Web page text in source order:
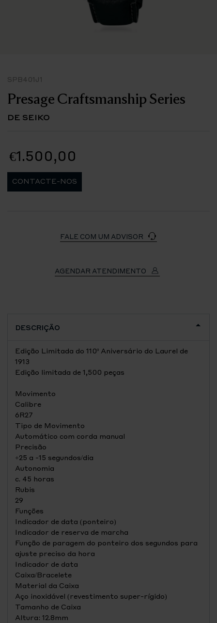
SPB401J1
Presage Craftsmanship Series
DE SEIKO
€1.500,00
CONTACTE-NOS
FALE COM UM ADVISOR
AGENDAR ATENDIMENTO
DESCRIÇÃO
Edição Limitada do 110º Aniversário do Laurel de
1913
Edição limitada de 1,500 peças
Movimento
Calibre
6R27
Tipo de Movimento
Automático com corda manual
Precisão
+25 a -15 segundos/dia
Autonomia
c. 45 horas
Rubis
29
Funções
Indicador de data (ponteiro)
Indicador de reserva de marcha
Função de paragem do ponteiro dos segundos para
ajuste preciso da hora
Indicador de data
Caixa/Bracelete
Material da Caixa
Aço inoxidável (revestimento super-rígido)
Tamanho de Caixa
Altura: 12.8mm